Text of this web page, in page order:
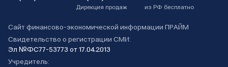
Дирекция продаж из РФ бесплатно
Сайт финансово-экономической информации ПРАЙМ
Свидетельство о регистрации СМИ:
Эл №ФС77-53773 от 17.04.2013
Учредитель: